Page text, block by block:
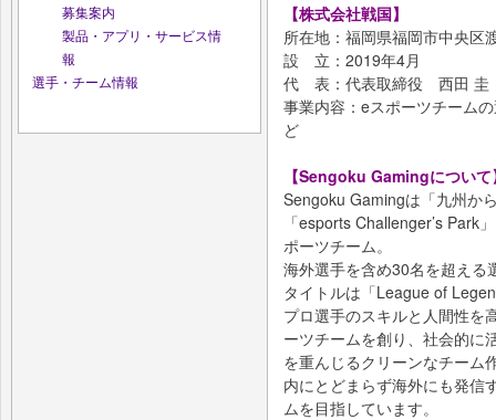
募集案内
製品・アプリ・サービス情
報
選手・チーム情報
【株式会社戦国】
所在地：福岡県福岡市中央
設 立：2019年4月
代 表：代表取締役 西田 圭
事業内容：eスポーツチーム
ど
【Sengoku Gamingについて
Sengoku Gamingは「九州か
「esports Challenger’s Park
ポーツチーム。
海外選手を含め30名を超える
タイトルは「League of
プロ選手のスキルと人間性を
ーツチームを創り、社会的に
を重んじるクリーンなチーム
内にとどまらず海外にも発信
ムを目指しています。